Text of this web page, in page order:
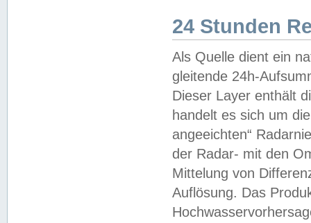
24 Stunden
Als Quelle dient ein
gleitende 24h-
Dieser Layer enthält
handelt es sich um
angeeichten“
der Radar- mit den
Mittelung von
Auflösung. Das